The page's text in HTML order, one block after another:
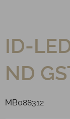
ID-
ND
MB088312